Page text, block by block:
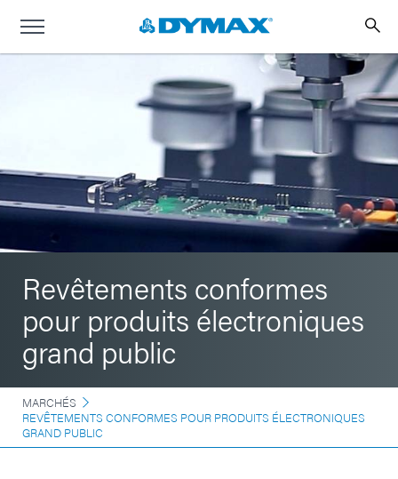
Revêtements conformes
pour produits électroniques
grand public
MARCHÉS
REVÊTEMENTS CONFORMES POUR PRODUITS ÉLECTRONIQUES
GRAND PUBLIC